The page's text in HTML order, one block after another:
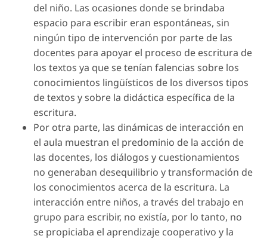
del niño. Las ocasiones donde se brindaba
espacio para escribir eran espontáneas, sin
ningún tipo de intervención por parte de las
docentes para apoyar el proceso de escritura de
los textos ya que se tenían falencias sobre los
conocimientos lingüísticos de los diversos tipos
de textos y sobre la didáctica específica de la
escritura.
Por otra parte, las dinámicas de interacción en
el aula muestran el predominio de la acción de
las docentes, los diálogos y cuestionamientos
no generaban desequilibrio y transformación de
los conocimientos acerca de la escritura. La
interacción entre niños, a través del trabajo en
grupo para escribir, no existía, por lo tanto, no
se propiciaba el aprendizaje cooperativo y la